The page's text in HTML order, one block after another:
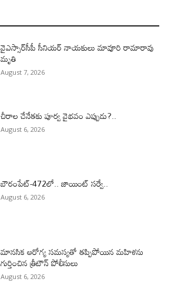
వైఎస్సార్‌సీపీ సీనియర్ నాయకులు మావూరి రామారావు
మృతి
August 7, 2026
చీరాల చేనేతకు పూర్వ వైభవం ఎప్పుడు?..
August 6, 2026
బౌరంపేట్-472లో.. జాయింట్ సర్వే..
August 6, 2026
మానసిక ఆరోగ్య సమస్యతో తప్పిపోయిన మహిళను
గుర్తించిన త్రీటౌన్ పోలీసులు
August 6, 2026